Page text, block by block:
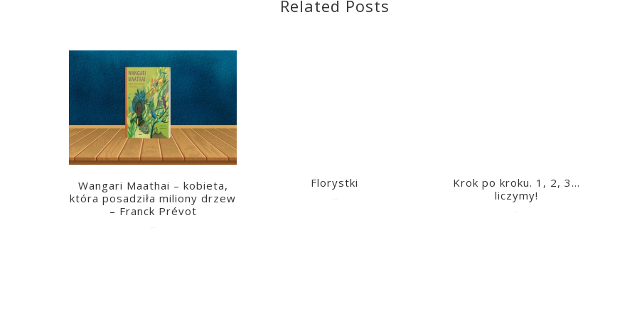
Related Posts
Wangari Maathai – kobieta,
która posadziła miliony drzew
– Franck Prévot
Florystki
Krok po kroku. 1, 2, 3…
liczymy!